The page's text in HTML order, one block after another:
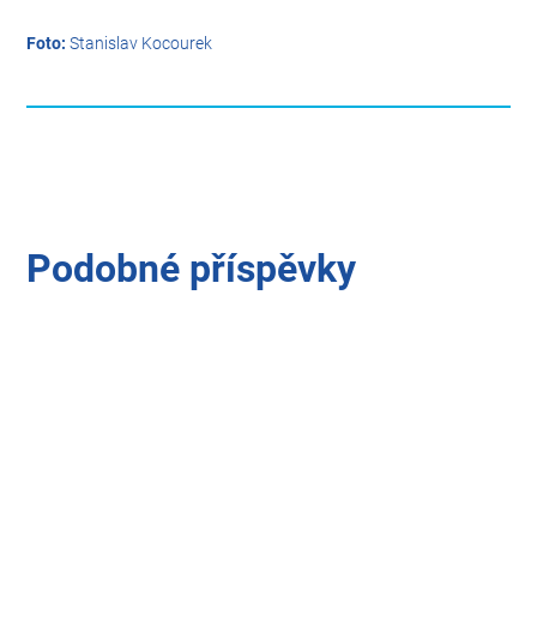
Foto:Stanislav Kocourek
Podobné příspěvky